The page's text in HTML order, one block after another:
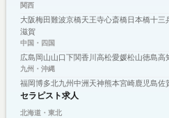
関西
大阪梅田難波京橋天王寺心斎橋日本橋十三
滋賀
中国・四国
広島 岡山山口下関香川 高松愛媛松山徳島高
九州・沖縄
福岡博多北九州中洲 天神熊本宮崎鹿児島佐
セラピスト求人
北海道・東北